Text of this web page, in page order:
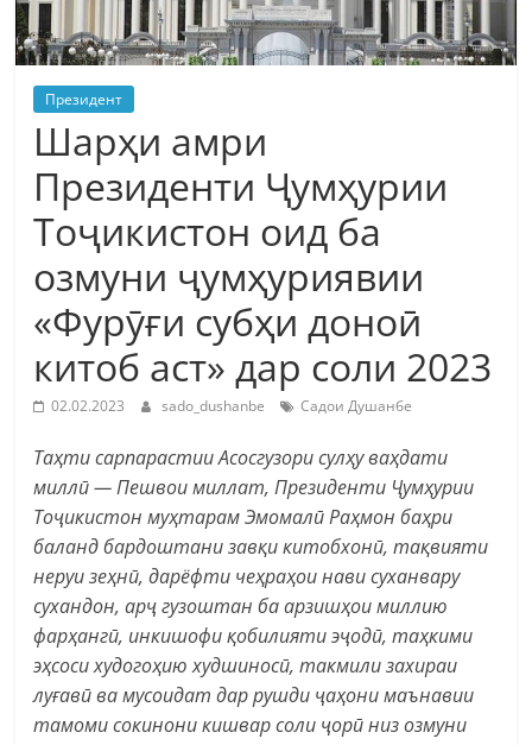
Президент
Шарҳи амри
Президенти Ҷумҳурии
Тоҷикистон оид ба
озмуни ҷумҳуриявии
«Фурӯғи субҳи доноӣ
китоб аст» дар соли 2023
02.02.2023 sado_dushanbe Садои Душанбе
Таҳти cарпарастии Асосгузори сулҳу ваҳдати
миллӣ — Пешвои миллат, Президенти Ҷумҳурии
Тоҷикистон муҳтарам Эмомалӣ Раҳмон баҳри
баланд бардоштани завқи китобхонӣ, тақвияти
неруи зеҳнӣ, дарёфти чеҳраҳои нави суханвару
сухандон, арҷ гузоштан ба арзишҳои миллию
фарҳангӣ, инкишофи қобилияти эҷодӣ, таҳкими
эҳсоси худогоҳию худшиносӣ, такмили захираи
луғавӣ ва мусоидат дар рушди ҷаҳони маънавии
тамоми сокинони кишвар соли ҷорӣ низ озмуни